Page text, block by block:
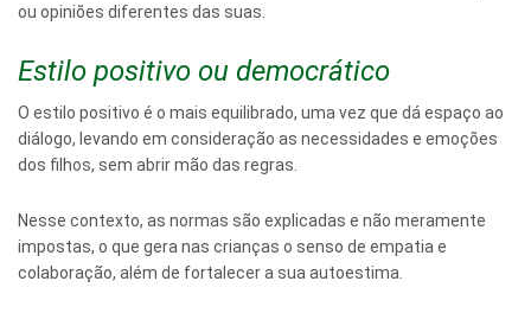
ou opiniões diferentes das suas.
Estilo positivo ou democrático
O estilo positivo é o mais equilibrado, uma vez que dá espaço ao
diálogo, levando em consideração as necessidades e emoções
dos filhos, sem abrir mão das regras.
Nesse contexto, as normas são explicadas e não meramente
impostas, o que gera nas crianças o senso de empatia e
colaboração, além de fortalecer a sua autoestima.